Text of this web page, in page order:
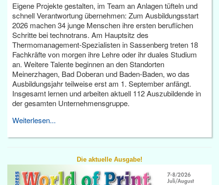
Eigene Projekte gestalten, im Team an Anlagen tüfteln und
schnell Verantwortung übernehmen: Zum Ausbildungsstart
2026 machen 34 junge Menschen ihre ersten beruflichen
Schritte bei technotrans. Am Hauptsitz des
Thermomanagement-Spezialisten in Sassenberg treten 18
Fachkräfte von morgen ihre Lehre oder ihr duales Studium
an. Weitere Talente beginnen an den Standorten
Meinerzhagen, Bad Doberan und Baden-Baden, wo das
Ausbildungsjahr teilweise erst am 1. September anfängt.
Insgesamt lernen und arbeiten aktuell 112 Auszubildende in
der gesamten Unternehmensgruppe.
Weiterlesen...
Die aktuelle Ausgabe!